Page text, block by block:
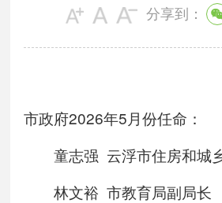
分享到：
市政府2026年5月份任命：
童志强 云浮市住房和城乡
林文裕 市教育局副局长